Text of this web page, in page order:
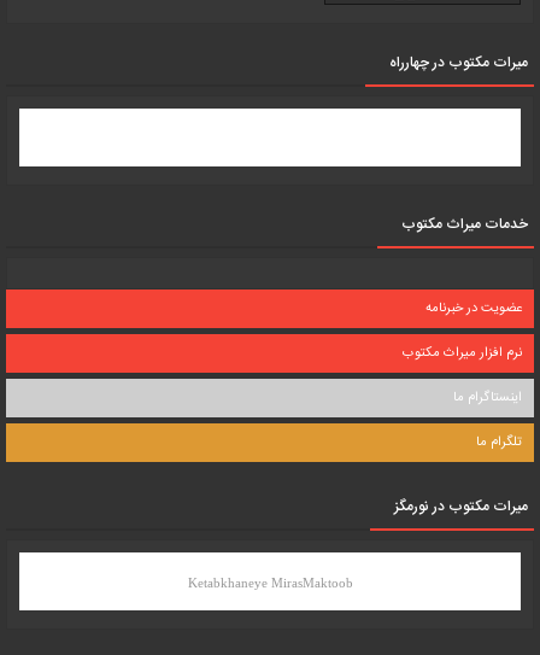
میرات مکتوب در چهارراه
خدمات میراث مکتوب
عضویت در خبرنامه
نرم افزار میراث مکتوب
اینستاگرام ما
تلگرام ما
میرات مکتوب در نورمگز
Ketabkhaneye MirasMaktoob